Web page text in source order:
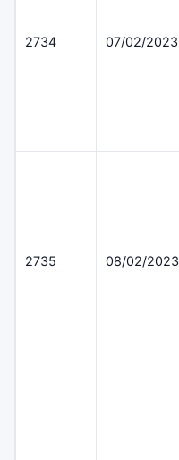
2734 07/02/2023
2735 08/02/2023